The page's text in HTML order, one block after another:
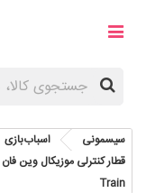
سیسمونی اسباب‌بازی
Train